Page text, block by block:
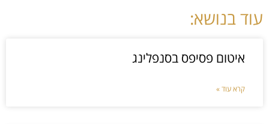
עוד בנושא:
איטום פסיפס בסנפלינג
קרא עוד »